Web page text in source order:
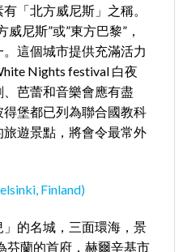
「北方威尼斯」之稱。
尼斯”或”東方巴黎”，
這個城市提供充滿活力
Nights festival 白夜
芭蕾和音樂會應有盡
堡都已列為聯合國教科
遊景點，將會令最常外
Finland)
的名城，三面環海，景
芬蘭的首府，赫爾辛基市